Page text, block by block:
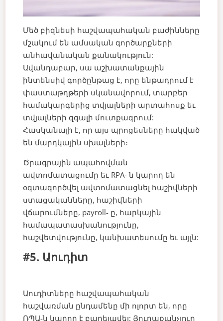
Մեծ բիզնեսի հաշվապահական բաժինները
մշակում են ամսական գործարքների
անհավանական քանակություն:
Ավանդաբար, սա աշխատանքային
ինտենսիվ գործընթաց է, որը ենթադրում է
փաստաթղթերի սկանավորում, տարբեր
համակարգերից տվյալների արտահոսք եւ
տվյալների զգալի մուտքագրում:
Հասկանալի է, որ այս պրոցեսները հակված
են մարդկային սխալների։
Ծրագրային ապահովման
ավտոմատացումը եւ RPA- ն կարող են
օգտագործվել ավտոմատացնել հաշիվների
ստացականները, հաշիվների
վճարումները, payroll- ը, հարկային
համապատասխանությունը,
հաշվետվությունը, կանխատեսումը եւ այլն:
#5. Աուդիտ
Աուդիտները հաշվապահական
հաշվառման ընդամենը մի ոլորտ են, որը
ՌՊԱ-ն կարող է բարելավել: Յուրաքանչյուր